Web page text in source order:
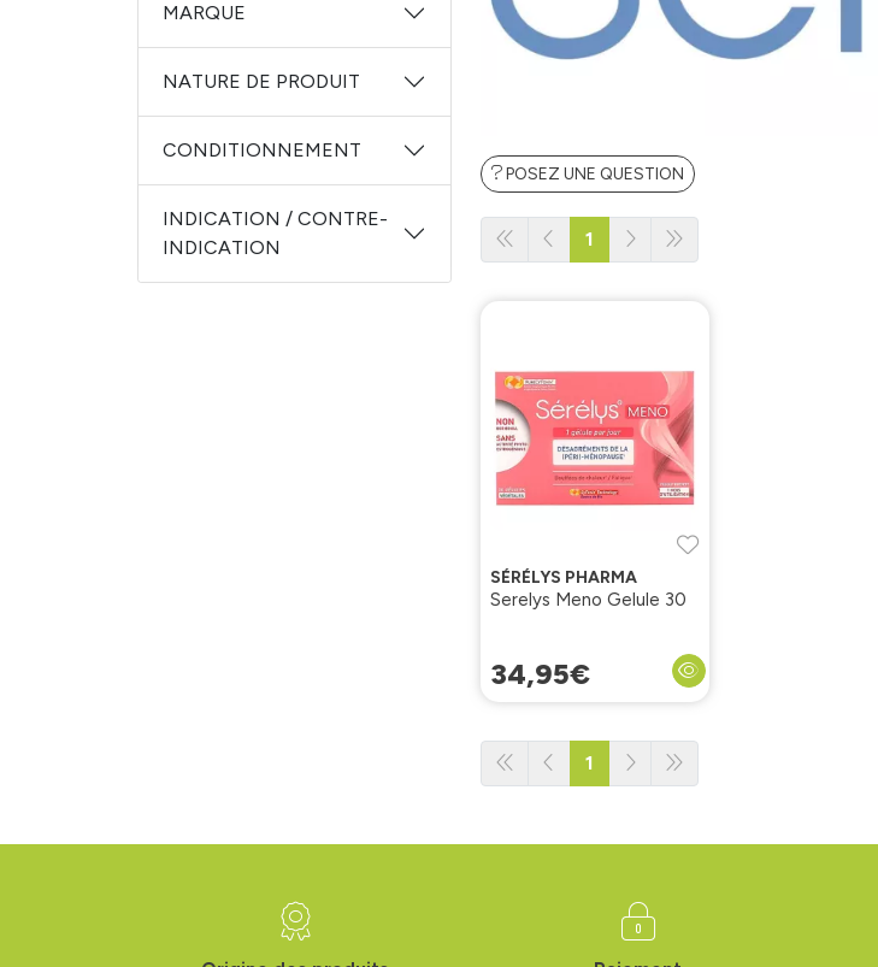
POSEZ UNE QUESTION
1
SÉRÉLYS PHARMA
Serelys Meno Gelule 30
34,95€
1
MARQUE
NATURE DE PRODUIT
CONDITIONNEMENT
INDICATION / CONTRE-
INDICATION